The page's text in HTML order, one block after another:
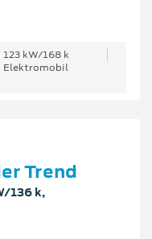
123 kW/168 k
Elektromobil
Trend
136 k,